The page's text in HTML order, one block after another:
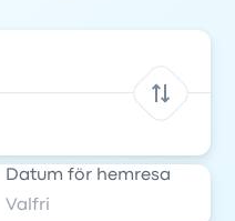
Datum för hemresa